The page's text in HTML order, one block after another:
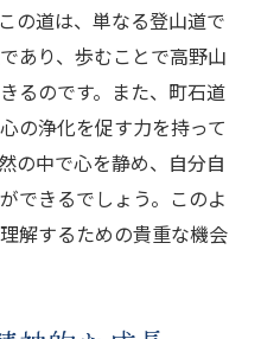
の道は、単なる登山道で
あり、歩むことで高野山
るのです。また、町石道
の浄化を促す力を持って
の中で心を静め、自分自
できるでしょう。このよ
解するための貴重な機会